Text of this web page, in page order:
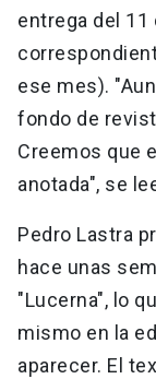
entrega del
ese mes).
fondo de
Creemos que
anotada", se
Pedro Lastra
hace unas
"Lucerna", lo
mismo en la
aparecer. El